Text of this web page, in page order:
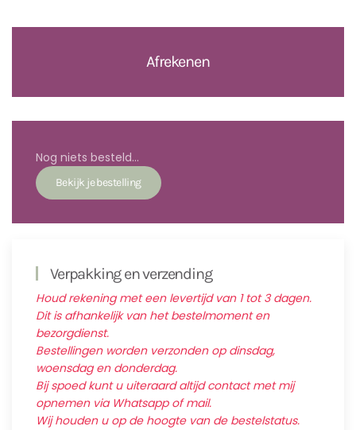
Afrekenen
Nog niets besteld...
Verpakking en verzending
Houd rekening met een levertijd van 1 tot 3 dagen.
Dit is afhankelijk van het bestelmoment en
bezorgdienst.
Bestellingen worden verzonden op dinsdag,
woensdag en donderdag.
Bij spoed kunt u uiteraard altijd contact met mij
opnemen via Whatsapp of mail.
Wij houden u op de hoogte van de bestelstatus.